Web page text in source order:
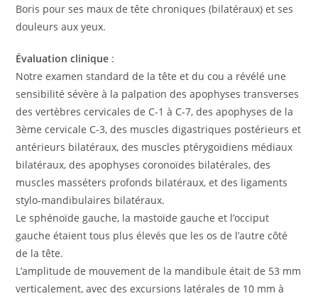
Boris pour ses maux de tête chroniques (bilatéraux) et ses
douleurs aux yeux.
Évaluation clinique :
Notre examen standard de la tête et du cou a révélé une
sensibilité sévère à la palpation des apophyses transverses
des vertèbres cervicales de C-1 à C-7, des apophyses de la
3ème cervicale C-3, des muscles digastriques postérieurs et
antérieurs bilatéraux, des muscles ptérygoïdiens médiaux
bilatéraux, des apophyses coronoïdes bilatérales, des
muscles masséters profonds bilatéraux, et des ligaments
stylo-mandibulaires bilatéraux.
Le sphénoïde gauche, la mastoïde gauche et l’occiput
gauche étaient tous plus élevés que les os de l’autre côté
de la tête.
L’amplitude de mouvement de la mandibule était de 53 mm
verticalement, avec des excursions latérales de 10 mm à